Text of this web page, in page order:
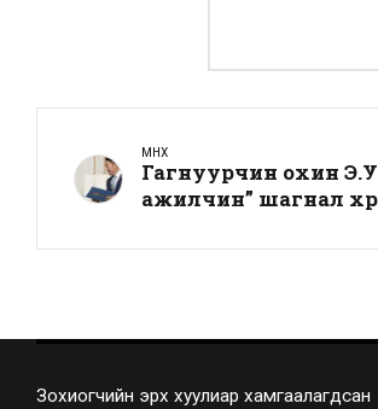
ӨМНӨХ
Гагнуурчин охин
ажилчин” шагнал
Зохиогчийн эрх хуулиар хамгаалагдсан